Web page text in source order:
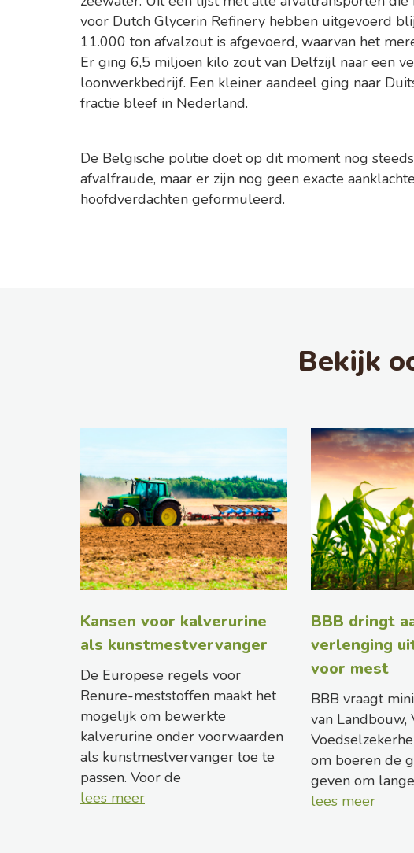
voor Dutch Glycerin Refinery hebben uitgevoerd
11.000 ton afvalzout is afgevoerd, waarvan het
Er ging 6,5 miljoen kilo zout van Delfzijl naar een
loonwerkbedrijf. Een kleiner aandeel ging naar
fractie bleef in Nederland.
De Belgische politie doet op dit moment nog
afvalfraude, maar er zijn nog geen exacte
hoofdverdachten geformuleerd.
Bekijk
Kansen voor kalverurine
als kunstmestvervanger
De Europese regels voor
Renure-meststoffen maakt het
mogelijk om bewerkte
kalverurine onder voorwaarden
als kunstmestvervanger toe te
passen. Voor de
lees meer
BBB dringt
verlenging
voor mest
BBB vraagt
van Landbouw,
om boeren de
geven om
lees meer